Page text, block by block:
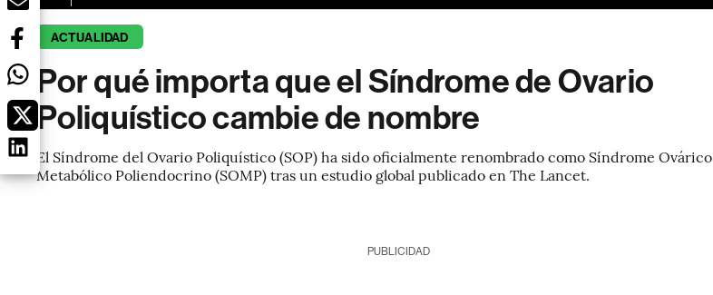
ACTUALIDAD
Por qué importa que el Síndrome de Ovario
Poliquístico cambie de nombre
El Síndrome del Ovario Poliquístico (SOP) ha sido oficialmente renombrado como Síndrome Ovárico
Metabólico Poliendocrino (SOMP) tras un estudio global publicado en The Lancet.
PUBLICIDAD